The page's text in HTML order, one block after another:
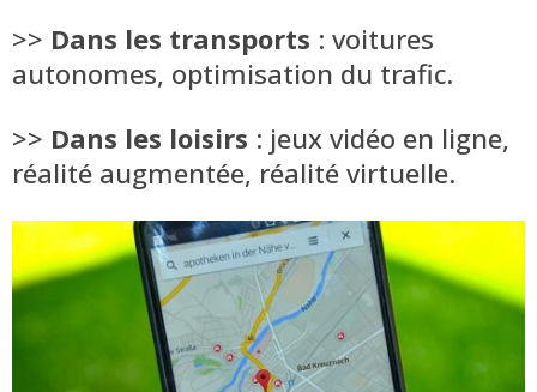
>> Dans les transports : voitures
autonomes, optimisation du trafic.
>> Dans les loisirs : jeux vidéo en ligne,
réalité augmentée, réalité virtuelle.